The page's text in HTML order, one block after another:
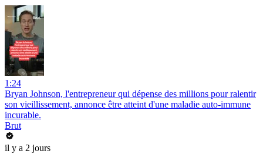
1:24
Bryan Johnson, l'entrepreneur qui dépense des millions pour ralentir
son vieillissement, annonce être atteint d'une maladie auto-immune
incurable.
Brut
il y a 2 jours